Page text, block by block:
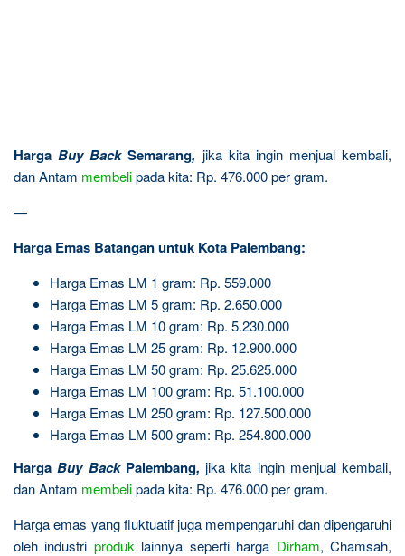
HargaBuy BackSemarang, jika kita ingin menjual kembali,
dan Antam membelipada kita: Rp. 476.000 per gram.
—
Harga Emas Batangan untuk Kota Palembang:
Harga Emas LM 1 gram: Rp. 559.000
Harga Emas LM 5 gram: Rp. 2.650.000
Harga Emas LM 10 gram: Rp. 5.230.000
Harga Emas LM 25 gram: Rp. 12.900.000
Harga Emas LM 50 gram: Rp. 25.625.000
Harga Emas LM 100 gram: Rp. 51.100.000
Harga Emas LM 250 gram: Rp. 127.500.000
Harga Emas LM 500 gram: Rp. 254.800.000
HargaBuy Back Palembang, jika kita ingin menjual kembali,
dan Antam membelipada kita: Rp. 476.000 per gram.
Harga emas yang fluktuatif juga mempengaruhi dan dipengaruhi
oleh industri produk lainnya seperti harga Dirham, Chamsah,